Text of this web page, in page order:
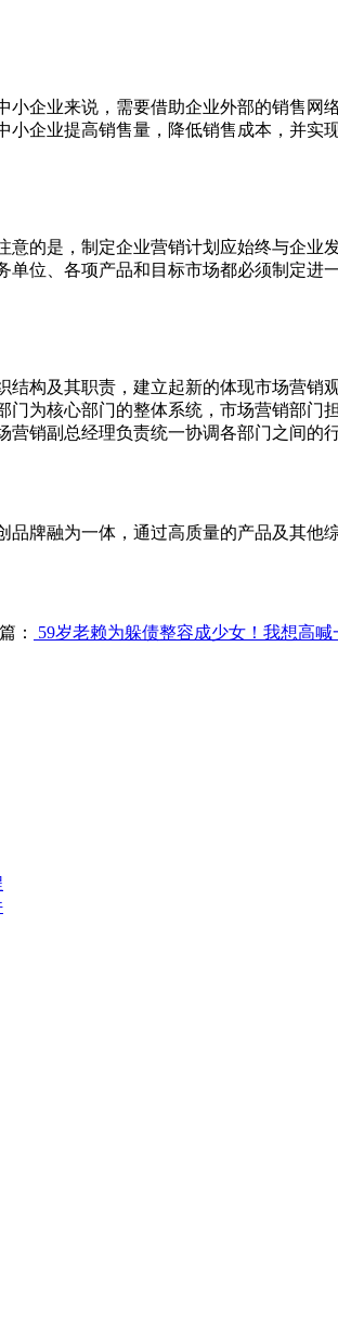
企业来说，需要借助企业外部的销售
企业提高销售量，降低销售成本，并实
的是，制定企业营销计划应始终与企
位、各项产品和目标市场都必须制定进
构及其职责，建立起新的体现市场营
为核心部门的整体系统，市场营销部
销副总经理负责统一协调各部门之间
牌融为一体，通过高质量的产品及其
：
59岁老赖为躲债整容成少女！我想高